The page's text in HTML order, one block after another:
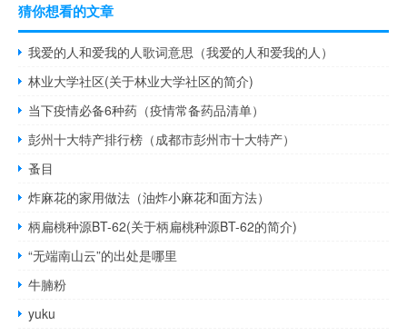
猜你想看的文章
我爱的人和爱我的人歌词意思（我爱的人和爱我的人）
林业大学社区(关于林业大学社区的简介)
当下疫情必备6种药（疫情常备药品清单）
彭州十大特产排行榜（成都市彭州市十大特产）
蚤目
炸麻花的家用做法（油炸小麻花和面方法）
柄扁桃种源BT-62(关于柄扁桃种源BT-62的简介)
“无端南山云”的出处是哪里
牛腩粉
yuku